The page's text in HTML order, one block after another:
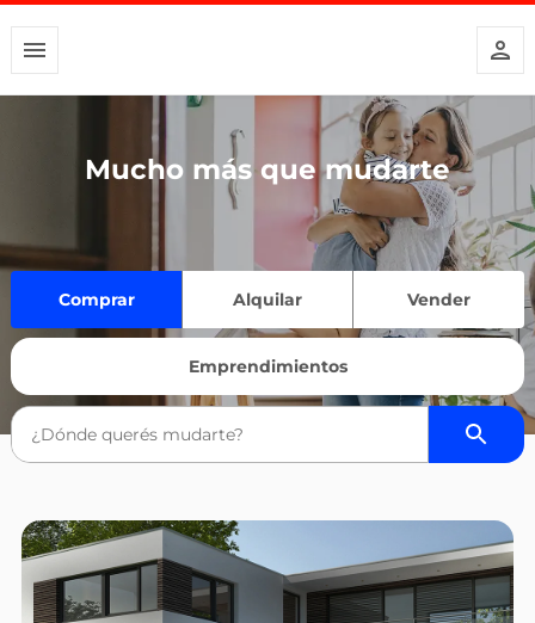
Mucho más que mudarte
Comprar Alquilar Vender
Emprendimientos